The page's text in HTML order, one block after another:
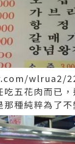
wlrua2/
五花肉而已
那種純粹為了